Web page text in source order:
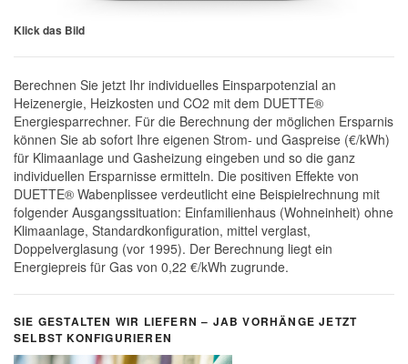
Klick das Bild
Berechnen Sie jetzt Ihr individuelles Einsparpotenzial an
Heizenergie, Heizkosten und CO2 mit dem DUETTE®
Energiesparrechner. Für die Berechnung der möglichen Ersparnis
können Sie ab sofort Ihre eigenen Strom- und Gaspreise (€/kWh)
für Klimaanlage und Gasheizung eingeben und so die ganz
individuellen Ersparnisse ermitteln. Die positiven Effekte von
DUETTE® Wabenplissee verdeutlicht eine Beispielrechnung mit
folgender Ausgangssituation: Einfamilienhaus (Wohneinheit) ohne
Klimaanlage, Standardkonfiguration, mittel verglast,
Doppelverglasung (vor 1995). Der Berechnung liegt ein
Energiepreis für Gas von 0,22 €/kWh zugrunde.
SIE GESTALTEN WIR LIEFERN – JAB VORHÄNGE JETZT
SELBST KONFIGURIEREN